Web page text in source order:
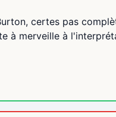
certes pas
à merveille à